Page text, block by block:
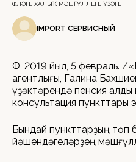
ӨФӨЛӘГЕ ХАЛЫҠ МӘШҒҮЛЛЕГЕ ҮҘӘГЕ
IMPORT СЕРВИСНЫЙ
ӨФӨ, 2019 йыл, 5 февраль.
агентлығы, Галина
үҙәктәрендә пенсия
консультация пункттары
Бындай пункттарҙың төп
йәшендәгеләрҙең